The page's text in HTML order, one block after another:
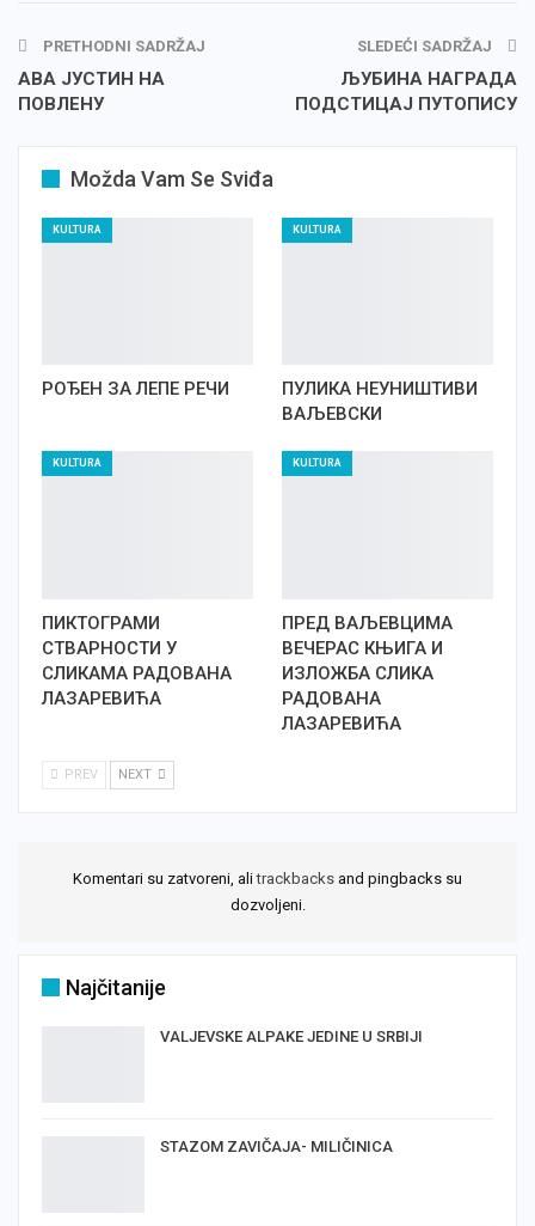
PRETHODNI SADRŽAJ
АВА ЈУСТИН НА
ПОВЛЕНУ
SLEDEĆI SADRŽAJ
ЉУБИНА НАГРАДА
ПОДСТИЦАЈ ПУТОПИСУ
Možda Vam Se Sviđa
KULTURA
РОЂЕН ЗА ЛЕПЕ РЕЧИ
KULTURA
ПУЛИКА НЕУНИШТИВИ
ВАЉЕВСКИ
KULTURA
ПИКТОГРАМИ
СТВАРНОСТИ У
СЛИКАМА РАДОВАНА
ЛАЗАРЕВИЋА
KULTURA
ПРЕД ВАЉЕВЦИМА
ВЕЧЕРАС КЊИГА И
ИЗЛОЖБА СЛИКА
РАДОВАНА
ЛАЗАРЕВИЋА
PREV NEXT
Komentari su zatvoreni, alitrackbacks and pingbacks su
dozvoljeni.
Najčitanije
VALJEVSKE ALPAKE JEDINE U SRBIJI
STAZOM ZAVIČAJA- MILIČINICA